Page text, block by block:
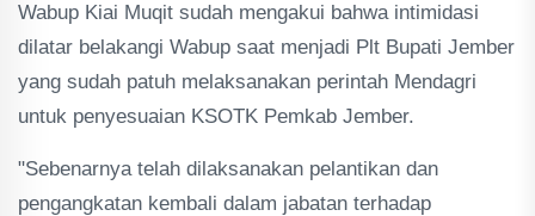
Wabup Kiai Muqit sudah mengakui bahwa intimidasi
dilatar belakangi Wabup saat menjadi Plt Bupati Jember
yang sudah patuh melaksanakan perintah Mendagri
untuk penyesuaian KSOTK Pemkab Jember.
"Sebenarnya telah dilaksanakan pelantikan dan
pengangkatan kembali dalam jabatan terhadap